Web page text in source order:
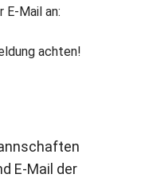
E-Mail an:
achten!
E-Mail der